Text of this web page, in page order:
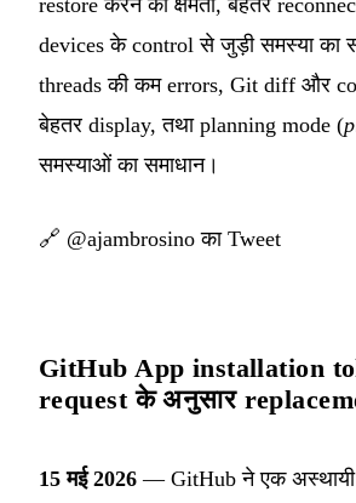
restore करने की क्षमता, बेहतर
devices के control से जुड़ी समस्या का
threads की कम errors, Git diff और
बेहतर display, तथा planning mode (
समस्याओं का समाधान।
🔗 @ajambrosino का Tweet
GitHub App installation
request के अनुसार
15 मई 2026 — GitHub ने एक अस्थायी